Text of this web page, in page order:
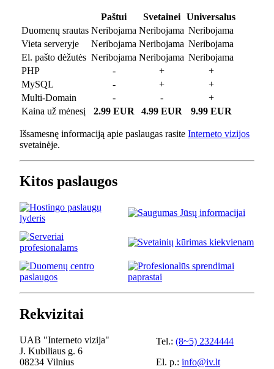
Paštui Svetainei
Universalus
Duomenų srautas Neribojama Neribojama Neribojama
Vieta serveryje
Neribojama Neribojama Neribojama
El. pašto dėžutės Neribojama Neribojama Neribojama
PHP
- +
+
MySQL
- +
+
Multi-Domain
- -
+
Kaina už mėnesį
2.99 EUR 4.99 EUR 9.99 EUR
Išsamesnę informaciją apie paslaugas rasite Interneto vizijos
svetainėje.
Kitos paslaugos
Rekvizitai
UAB "Interneto vizija"
J. Kubiliaus g. 6
08234 Vilnius
Tel.: (8~5) 2324444
El. p.: info@iv.lt